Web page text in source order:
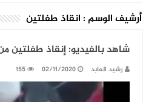
أرشيف الوسم : انقاذ طفلتين
شاهد بالفيديو: إنقاذ طفلتين
رشيد العابد 02/11/2020
155